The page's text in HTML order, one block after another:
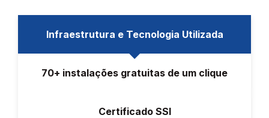
Infraestrutura e Tecnologia Utilizada
70+ instalações gratuitas de um clique
Certificado SSl